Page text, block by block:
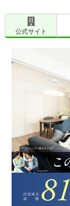
公式サイト